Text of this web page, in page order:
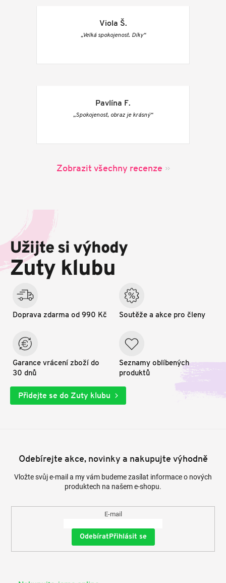
Viola Š.
„Velká spokojenost. Díky“
Pavlína F.
„Spokojenost, obraz je krásný“
Zobrazit všechny recenze
a
í
Užijte si výhody
Zuty klubu
Doprava zdarma od 990 Kč
Garance vrácení zboží do
30 dnů
Soutěže a akce pro členy
Seznamy oblíbených
produktů
Přidejte se do Zuty klubu
Odebírejte akce, novinky a nakupujte výhodně
Vložte svůj e-mail a my vám budeme zasílat informace o nových
produktech na našem e-shopu.
E-mail
Přihlásit se